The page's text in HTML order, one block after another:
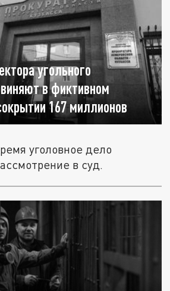
угольного
в фиктивном
167 миллионов
уголовное дело
в суд.